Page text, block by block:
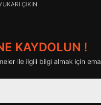
ÇIKIN
KAYDOLUN !
ile ilgili bilgi almak için